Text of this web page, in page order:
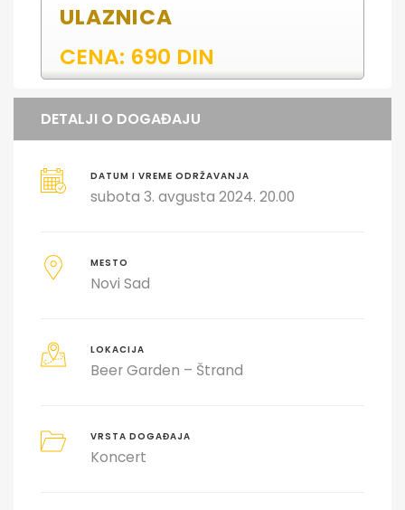
ULAZNICA
CENA: 690 DIN
DETALJI O DOGAĐAJU
DATUM I VREME ODRŽAVANJA
subota 3. avgusta 2024. 20.00
MESTO
Novi Sad
LOKACIJA
Beer Garden – Štrand
VRSTA DOGAĐAJA
Koncert